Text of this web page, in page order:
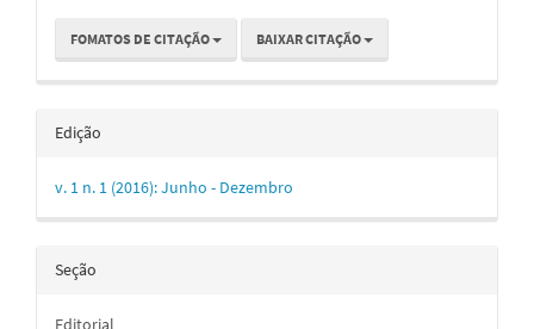
FOMATOS DE CITAÇÃO BAIXAR CITAÇÃO
Edição
v. 1 n. 1 (2016): Junho - Dezembro
Seção
Editorial